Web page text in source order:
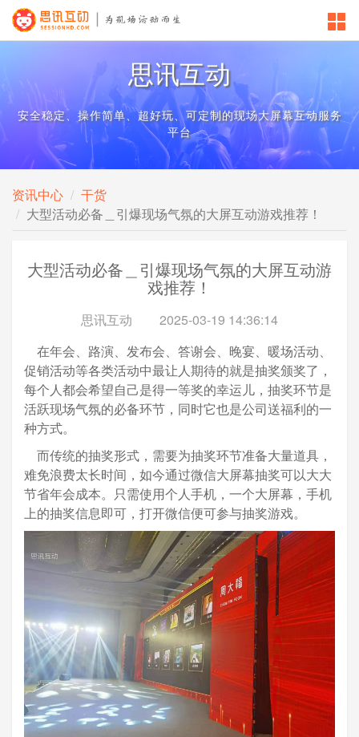
思讯互动
安全稳定、操作简单、超好玩、可定制的现场大屏幕互动服务
平台
资讯中心
干货
大型活动必备＿引爆现场气氛的大屏互动游戏推荐！
大型活动必备＿引爆现场气氛的大屏互动游
戏推荐！
思讯互动
2025-03-19 14:36:14
在年会、路演、发布会、答谢会、晚宴、暖场活动、
促销活动等各类活动中最让人期待的就是抽奖颁奖了，
每个人都会希望自己是得一等奖的幸运儿，抽奖环节是
活跃现场气氛的必备环节，同时它也是公司送福利的一
种方式。
而传统的抽奖形式，需要为抽奖环节准备大量道具，
难免浪费太长时间，如今通过微信大屏幕抽奖可以大大
节省年会成本。只需使用个人手机，一个大屏幕，手机
上的抽奖信息即可，打开微信便可参与抽奖游戏。